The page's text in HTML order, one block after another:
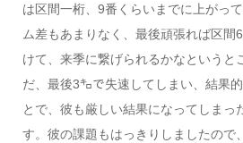
は区間一桁、9番くらいまでに上がっ
ム差もあまりなく、最後頑張れば区間
けて、来季に繋げられるかなというと
だ、最後3㌔で失速してしまい、結果
とで、彼も厳しい結果になってしまっ
す。彼の課題もはっきりしましたので